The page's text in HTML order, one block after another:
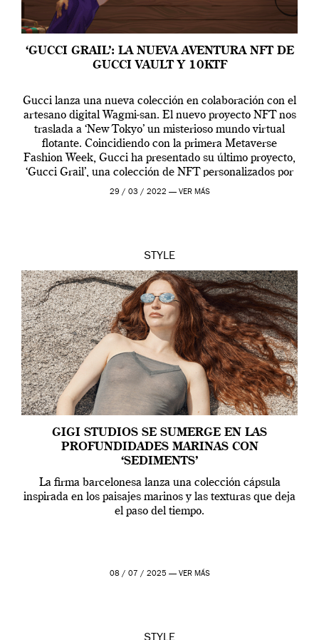
‘GUCCI GRAIL’: LA NUEVA AVENTURA NFT DE
GUCCI VAULT Y 10KTF
Gucci lanza una nueva colección en colaboración con el
artesano digital Wagmi-san. El nuevo proyecto NFT nos
traslada a ‘New Tokyo’ un misterioso mundo virtual
flotante. Coincidiendo con la primera Metaverse
Fashion Week, Gucci ha presentado su último proyecto,
‘Gucci Grail’, una colección de NFT personalizados por
Alessandro Michele, director creativo de la casa italiana
29 / 03 / 2022 — VER MÁS
STYLE
GIGI STUDIOS SE SUMERGE EN LAS
PROFUNDIDADES MARINAS CON
‘SEDIMENTS’
La firma barcelonesa lanza una colección cápsula
inspirada en los paisajes marinos y las texturas que deja
el paso del tiempo.
08 / 07 / 2025 — VER MÁS